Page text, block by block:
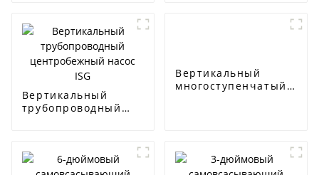
Вертикальный
трубопроводный
Вертикальный
многоступенчатый